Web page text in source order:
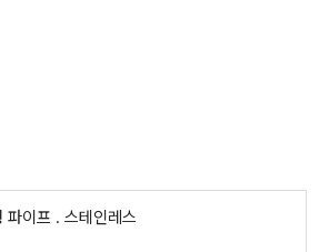
파이프 . 스테인레스